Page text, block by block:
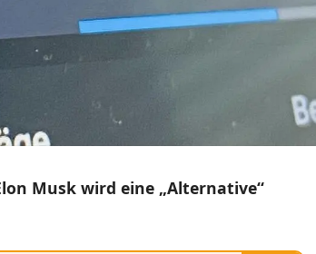
Musk wird eine „Alternative“